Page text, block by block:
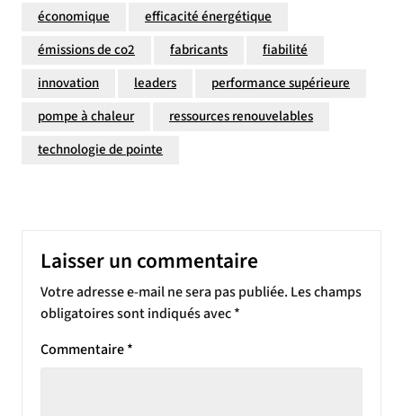
économique
efficacité énergétique
émissions de co2
fabricants
fiabilité
innovation
leaders
performance supérieure
pompe à chaleur
ressources renouvelables
technologie de pointe
Laisser un commentaire
Votre adresse e-mail ne sera pas publiée. Les champs
obligatoires sont indiqués avec*
Commentaire*